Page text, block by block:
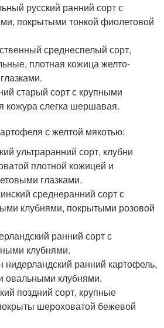
русский ранний сорт с
покрытыми тонкой фиолетовой
среднеспелый сорт,
плотная кожица желто-
старый сорт с крупными
кожура слегка шершавая.
с желтой мякотью:
ультраранний сорт, клубни
плотной кожицей и
глазками.
среднеранний сорт с
клубнями, покрытыми розовой
ранний сорт с
клубнями.
ранний картофель,
овальными клубнями.
поздний сорт, крупные
шероховатой бежевой